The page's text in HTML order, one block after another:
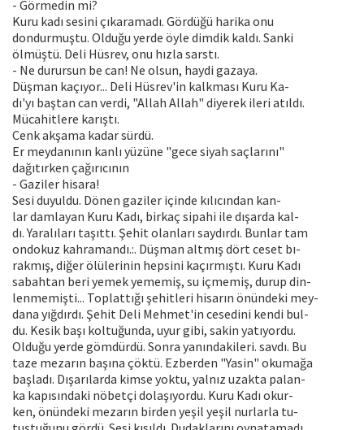
- Görmedin mi?
Kuru kadı sesini çıkaramadı. Gördüğü harika onu
dondurmuştu. Olduğu yerde öyle dimdik kaldı. Sanki
ölmüştü. Deli Hüsrev, onu hızla sarstı.
- Ne durursun be can! Ne olsun, haydi gazaya.
Düşman kaçıyor... Deli Hüsrev'in kalkması Kuru Ka-
dı'yı baştan can verdi, "Allah Allah" diyerek ileri atıldı.
Mücahitlere karıştı.
Cenk akşama kadar sürdü.
Er meydanının kanlı yüzüne "gece siyah saçlarını"
dağıtırken çağırıcının
- Gaziler hisara!
Sesi duyuldu. Dönen gaziler içinde kılıcından kan-
lar damlayan Kuru Kadı, birkaç sipahi ile dışarda kal-
dı. Yaralıları taşıttı. Şehit olanları saydırdı. Bunlar tam
ondokuz kahramandı.:. Düşman altmış dört ceset bı-
rakmış, diğer ölülerinin hepsini kaçırmıştı. Kuru Kadı
sabahtan beri yemek yememiş, su içmemiş, durup din-
lenmemişti... Toplattığı şehitleri hisarın önündeki mey-
dana yığdırdı. Şehit Deli Mehmet'in cesedini kendi bul-
du. Kesik başı koltuğunda, uyur gibi, sakin yatıyordu.
Olduğu yerde gömdürdü. Sonra yanındakileri. savdı. Bu
taze mezarın başına çöktü. Ezberden "Yasin" okumağa
başladı. Dışarılarda kimse yoktu, yalnız uzakta palan-
ka kapısındaki nöbetçi dolaşıyordu. Kuru Kadı okur-
ken, önündeki mezarın birden yeşil yeşil nurlarla tu-